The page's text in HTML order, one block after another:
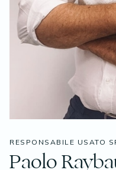
RESPONSABILE USATO
Paolo